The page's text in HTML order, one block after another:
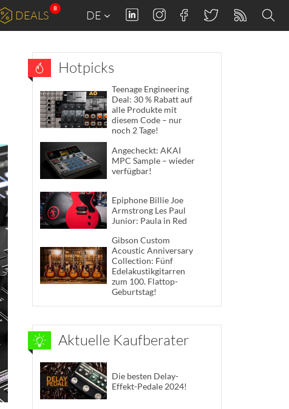
DEALS
8
DE
Hotpicks
Teenage Engineering
Deal: 30 % Rabatt auf
alle Produkte mit
diesem Code – nur
noch 2 Tage!
Angecheckt: AKAI
MPC Sample – wieder
verfügbar!
Epiphone Billie Joe
Armstrong Les Paul
Junior: Paula in Red
Gibson Custom
Acoustic Anniversary
Collection: Fünf
Edelakustikgitarren
zum 100. Flattop-
Geburtstag!
Aktuelle Kaufberater
Die besten Delay-
Effekt-Pedale 2024!